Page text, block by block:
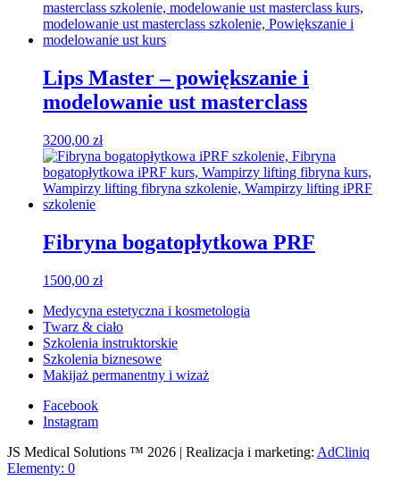
Lips Master – powiększanie i
modelowanie ust masterclass
3200,00 zł
Fibryna bogatopłytkowa PRF
1500,00 zł
Medycyna estetyczna i kosmetologia
Twarz & ciało
Szkolenia instruktorskie
Szkolenia biznesowe
Makijaż permanentny i wizaż
Facebook
Instagram
JS Medical Solutions ™ 2026 | Realizacja i marketing: AdCliniq
Elementy: 0